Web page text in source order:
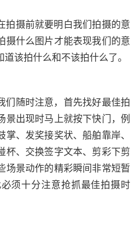
拍摄前就要明白我们拍摄的意
摄什么图片才能表现我们的意
该拍什么和不该拍什么了。
们随时注意，首先找好最佳拍
景出现时马上就按下快门，例
、发奖接奖状、船舶靠岸、
杯、交换签字文本、剪彩下剪
场景动作的精彩瞬间非常短暂
须十分注意抢抓最佳拍摄时